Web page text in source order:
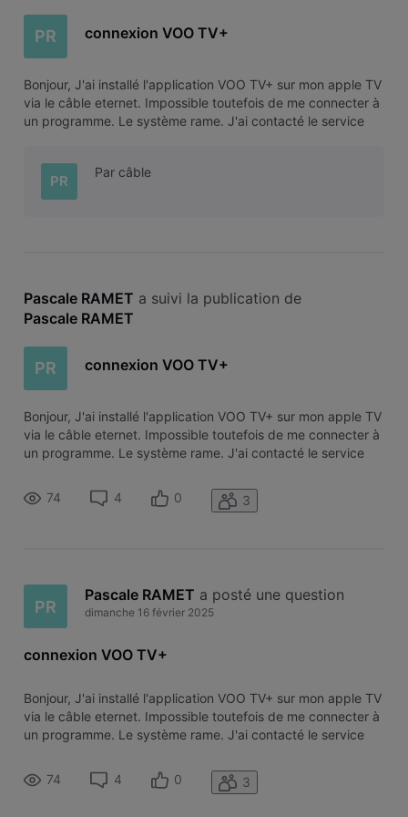
PR connexion VOO TV+
Bonjour, J'ai installé l'application VOO TV+ sur mon apple TV
via le câble eternet. Impossible toutefois de me connecter à
un programme. Le système rame. J'ai contacté le service
PR
Par câble
Pascale RAMET a suivi la publication de
Pascale RAMET
PR connexion VOO TV+
Bonjour, J'ai installé l'application VOO TV+ sur mon apple TV
via le câble eternet. Impossible toutefois de me connecter à
un programme. Le système rame. J'ai contacté le service
dernière. Donc pas de problème de ce côté-là. Ils m'ont dit
74 4 0 3
PR
Pascale RAMET a posté une question
dimanche 16 février 2025
connexion VOO TV+
Bonjour, J'ai installé l'application VOO TV+ sur mon apple TV
via le câble eternet. Impossible toutefois de me connecter à
un programme. Le système rame. J'ai contacté le service
dernière. Donc pas de problème de ce côté-là. Ils m'ont dit
74 4 0 3